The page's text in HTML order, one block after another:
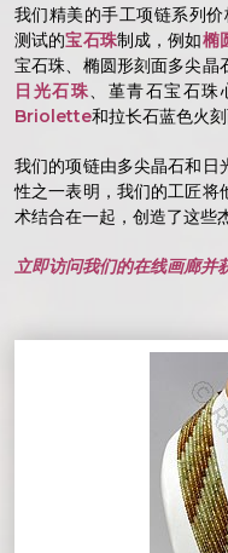
我们精美的手工项链系列
测试的宝石珠制成，例如椭
宝石珠、椭圆形刻面多尖晶
日光石珠、堇青石宝石珠
Briolette和拉长石蓝色火刻
我们的项链由多尖晶石和日
性之一表明，我们的工匠将
术结合在一起，创造了这些
立即访问我们的在线画廊并